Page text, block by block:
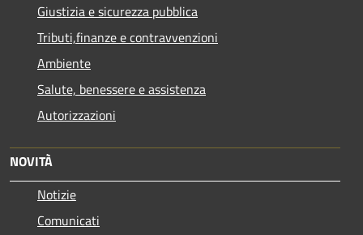
Giustizia e sicurezza pubblica
Tributi,finanze e contravvenzioni
Ambiente
Salute, benessere e assistenza
Autorizzazioni
NOVITÀ
Notizie
Comunicati